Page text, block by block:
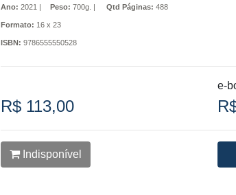
Ano: 2021 | Peso: 700g. | Qtd Páginas: 488
Formato: 16 x 23
ISBN: 9786555550528
e-
R$ 113,00
Indisponível